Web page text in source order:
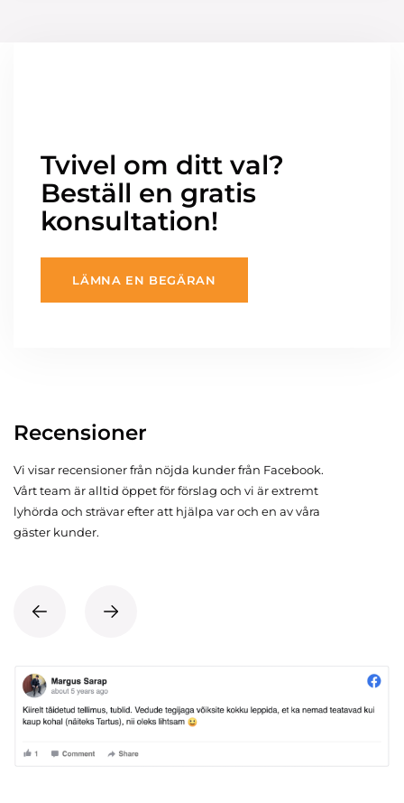
Tvivel om ditt val?
Beställ en gratis
konsultation!
LÄMNA EN BEGÄRAN
Recensioner
Vi visar recensioner från nöjda kunder från Facebook.
Vårt team är alltid öppet för förslag och vi är extremt
lyhörda och strävar efter att hjälpa var och en av våra
gäster kunder.